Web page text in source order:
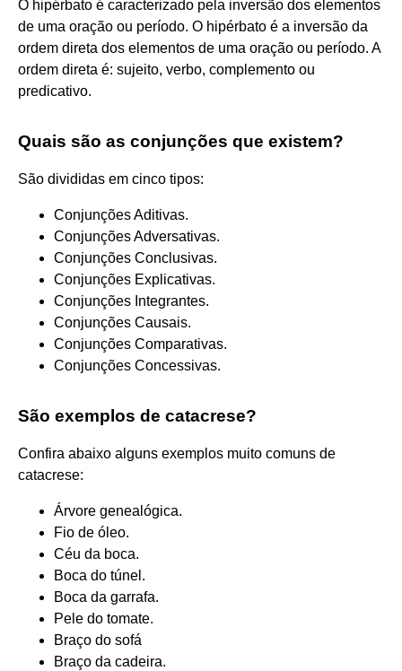
O hipérbato é caracterizado pela inversão dos elementos
de uma oração ou período. O hipérbato é a inversão da
ordem direta dos elementos de uma oração ou período. A
ordem direta é: sujeito, verbo, complemento ou
predicativo.
Quais são as conjunções que existem?
São divididas em cinco tipos:
Conjunções Aditivas.
Conjunções Adversativas.
Conjunções Conclusivas.
Conjunções Explicativas.
Conjunções Integrantes.
Conjunções Causais.
Conjunções Comparativas.
Conjunções Concessivas.
São exemplos de catacrese?
Confira abaixo alguns exemplos muito comuns de
catacrese:
Árvore genealógica.
Fio de óleo.
Céu da boca.
Boca do túnel.
Boca da garrafa.
Pele do tomate.
Braço do sofá
Braço da cadeira.